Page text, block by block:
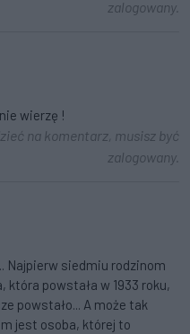
zalogowany.
wierzę !
na komentarz, musisz być
zalogowany.
Najpierw siedmiu rodzinom
która powstała w 1933 roku,
powstało... A może tak
jest osoba, której to